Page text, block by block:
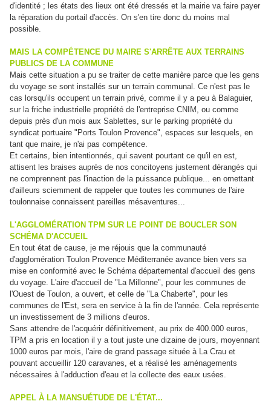
d'identité ; les états des lieux ont été dressés et la mairie va faire payer
la réparation du portail d'accès. On s'en tire donc du moins mal
possible.
MAIS LA COMPÉTENCE DU MAIRE S'ARRÊTE AUX TERRAINS
PUBLICS DE LA COMMUNE
Mais cette situation a pu se traiter de cette manière parce que les gens
du voyage se sont installés sur un terrain communal. Ce n'est pas le
cas lorsqu'ils occupent un terrain privé, comme il y a peu à Balaguier,
sur la friche industrielle propriété de l'entreprise CNIM, ou comme
depuis près d'un mois aux Sablettes, sur le parking propriété du
syndicat portuaire "Ports Toulon Provence", espaces sur lesquels, en
tant que maire, je n'ai pas compétence.
Et certains, bien intentionnés, qui savent pourtant ce qu'il en est,
attisent les braises auprès de nos concitoyens justement dérangés qui
ne comprennent pas l'inaction de la puissance publique... en omettant
d'ailleurs sciemment de rappeler que toutes les communes de l'aire
toulonnaise connaissent pareilles mésaventures...
L'AGGLOMÉRATION TPM SUR LE POINT DE BOUCLER SON
SCHÉMA D'ACCUEIL
En tout état de cause, je me réjouis que la communauté
d'agglomération Toulon Provence Méditerranée avance bien vers sa
mise en conformité avec le Schéma départemental d'accueil des gens
du voyage. L'aire d'accueil de "La Millonne", pour les communes de
l'Ouest de Toulon, a ouvert, et celle de "La Chaberte", pour les
communes de l'Est, sera en service à la fin de l'année. Cela représente
un investissement de 3 millions d'euros.
Sans attendre de l'acquérir définitivement, au prix de 400.000 euros,
TPM a pris en location il y a tout juste une dizaine de jours, moyennant
1000 euros par mois, l'aire de grand passage située à La Crau et
pouvant accueillir 120 caravanes, et a réalisé les aménagements
nécessaires à l'adduction d'eau et la collecte des eaux usées.
APPEL À LA MANSUÉTUDE DE L'ÉTAT...